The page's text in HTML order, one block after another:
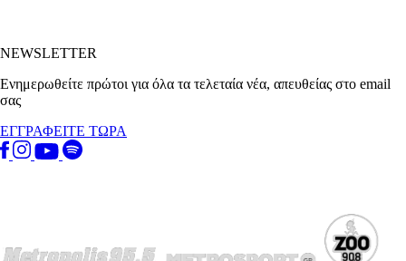
NEWSLETTER
Ενημερωθείτε πρώτοι για όλα τα τελεταία νέα, απευθείας στο email
σας
ΕΓΓΡΑΦΕΙΤΕ ΤΩΡΑ